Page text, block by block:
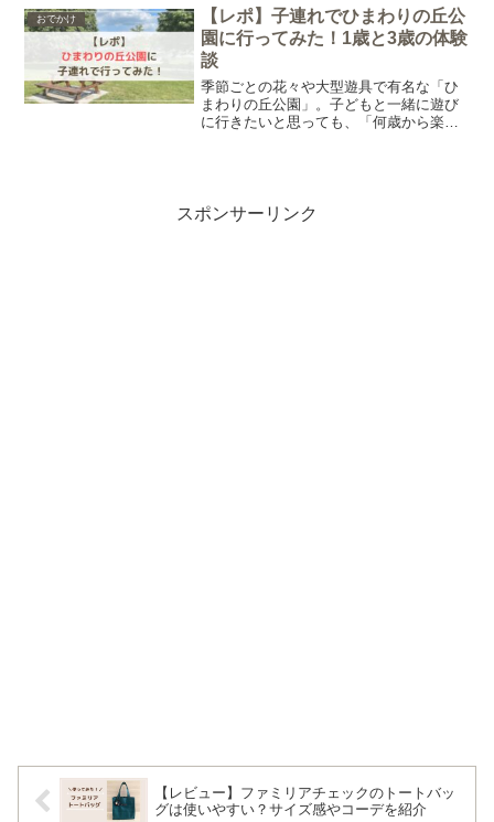
おでかけ
【レポ】子連れでひまわりの丘公
園に行ってみた！1歳と3歳の体験
談
季節ごとの花々や大型遊具で有名な「ひ
まわりの丘公園」。子どもと一緒に遊び
に行きたいと思っても、「何歳から楽し
じ方が違ったのが印象的です。そこでこ
の記事では、実際の滞在時間年齢別の遊
スポンサーリンク
【レビュー】ファミリアチェックのトートバッ
グは使いやすい？サイズ感やコーデを紹介